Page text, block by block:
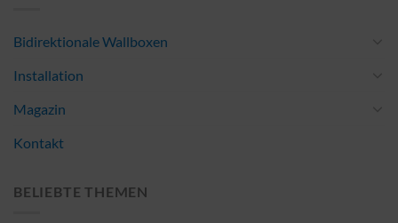
Bidirektionale Wallboxen
Installation
Magazin
Kontakt
BELIEBTE THEMEN